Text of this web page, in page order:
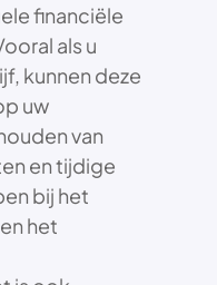
financiële
als u
kunnen deze
uw
van
en tijdige
bij het
het